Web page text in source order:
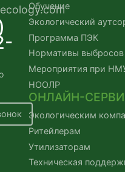
Обучение
Экологический
Программа ПЭК
Нормативы выбросов
Мероприятия при
НООЛР
ОНЛАЙН-
Экологическим
Ритейлерам
Утилизаторам
Техническая